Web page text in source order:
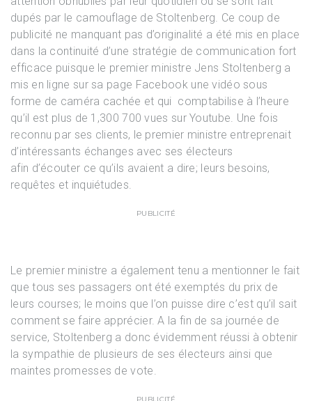
dupés par le camouflage de Stoltenberg. Ce coup de
publicité ne manquant pas d’originalité a été mis en place
dans la continuité d’une stratégie de communication fort
efficace puisque le premier ministre Jens Stoltenberg a
mis en ligne sur sa page Facebook une vidéo sous
forme de caméra cachée et qui comptabilise à l’heure
qu’il est plus de 1,300 700 vues sur Youtube. Une fois
reconnu par ses clients, le premier ministre entreprenait
d’intéressants échanges avec ses électeurs
afin d’écouter ce qu’ils avaient a dire; leurs besoins,
requêtes et inquiétudes.
PUBLICITÉ
Le premier ministre a également tenu a mentionner le fait
que tous ses passagers ont été exemptés du prix de
leurs courses; le moins que l’on puisse dire c’est qu’il sait
comment se faire apprécier. A la fin de sa journée de
service, Stoltenberg a donc évidemment réussi à obtenir
la sympathie de plusieurs de ses électeurs ainsi que
maintes promesses de vote.